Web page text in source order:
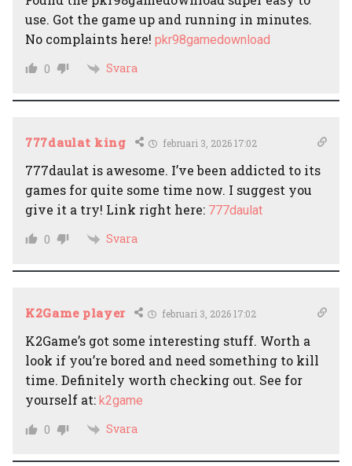
use. Got the game up and running in minutes.
No complaints here! pkr98gamedownload
0
Svara
777daulat king februari 3, 2026 17:02
777daulat is awesome. I’ve been addicted to its
games for quite some time now. I suggest you
give it a try! Link right here: 777daulat
0
Svara
K2Game player februari 3, 2026 17:02
K2Game’s got some interesting stuff. Worth a
look if you’re bored and need something to kill
time. Definitely worth checking out. See for
yourself at: k2game
0
Svara